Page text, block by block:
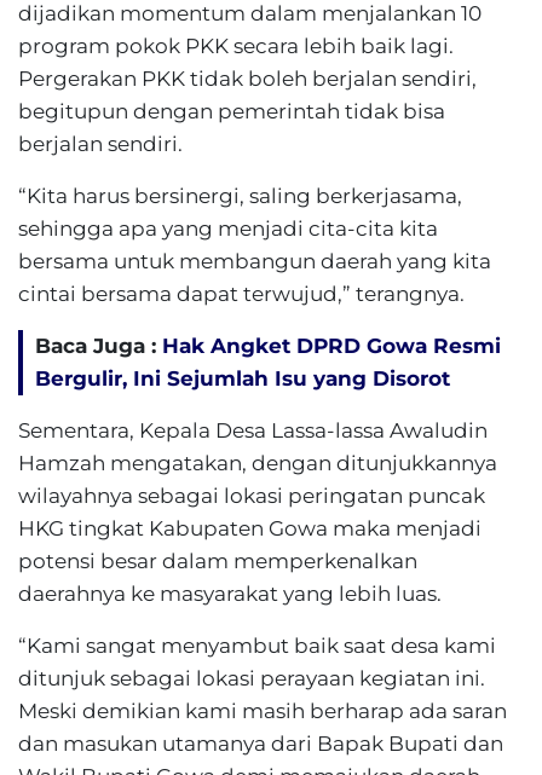
dijadikan momentum dalam menjalankan 10
program pokok PKK secara lebih baik lagi.
Pergerakan PKK tidak boleh berjalan sendiri,
begitupun dengan pemerintah tidak bisa
berjalan sendiri.
“Kita harus bersinergi, saling berkerjasama,
sehingga apa yang menjadi cita-cita kita
bersama untuk membangun daerah yang kita
cintai bersama dapat terwujud,” terangnya.
Baca Juga : Hak Angket DPRD Gowa Resmi
Bergulir, Ini Sejumlah Isu yang Disorot
Sementara, Kepala Desa Lassa-lassa Awaludin
Hamzah mengatakan, dengan ditunjukkannya
wilayahnya sebagai lokasi peringatan puncak
HKG tingkat Kabupaten Gowa maka menjadi
potensi besar dalam memperkenalkan
daerahnya ke masyarakat yang lebih luas.
“Kami sangat menyambut baik saat desa kami
ditunjuk sebagai lokasi perayaan kegiatan ini.
Meski demikian kami masih berharap ada saran
dan masukan utamanya dari Bapak Bupati dan